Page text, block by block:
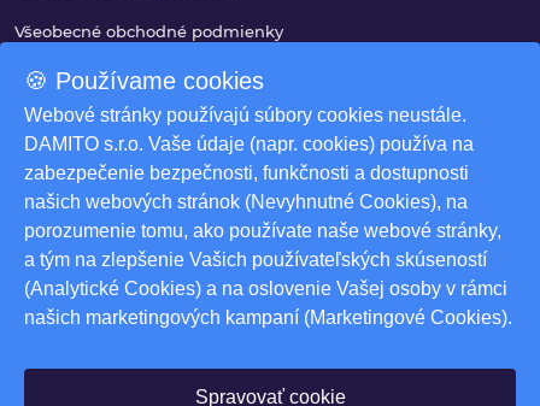
🍪 Používame cookies
Webové stránky používajú súbory cookies neustále.
DAMITO s.r.o. Vaše údaje (napr. cookies) používa na
zabezpečenie bezpečnosti, funkčnosti a dostupnosti
našich webových stránok (Nevyhnutné Cookies), na
porozumenie tomu, ako používate naše webové stránky,
a tým na zlepšenie Vašich používateľských skúseností
(Analytické Cookies) a na oslovenie Vašej osoby v rámci
našich marketingových kampaní (Marketingové Cookies).
Spravovať cookie
Všeobecné obchodné podmienky
Reklamačný poriadok
Ochrana osobných údajov
Využívanie súborov cookies
Odstúpenie od zmluvy
Odstúpenie od zmluvy - formulár
Nastavenia cookies